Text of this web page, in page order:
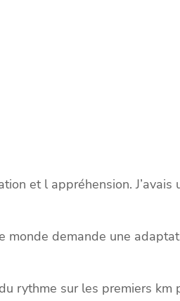
et l appréhension.
demande une
rythme sur les premiers